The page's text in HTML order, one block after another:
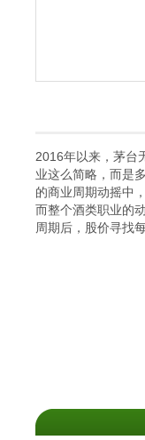
2016年以来，茅台
业这么简略，而是
的商业周期动摇中
而整个酒类职业的
周期后，股价寻找